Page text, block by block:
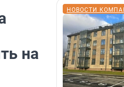
на
НОВОСТИ